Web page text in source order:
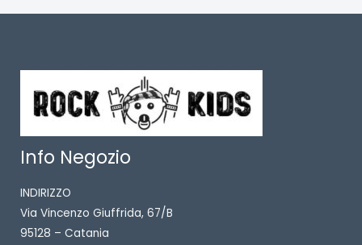
Info Negozio
INDIRIZZO
Via Vincenzo Giuffrida, 67/B
95128 – Catania